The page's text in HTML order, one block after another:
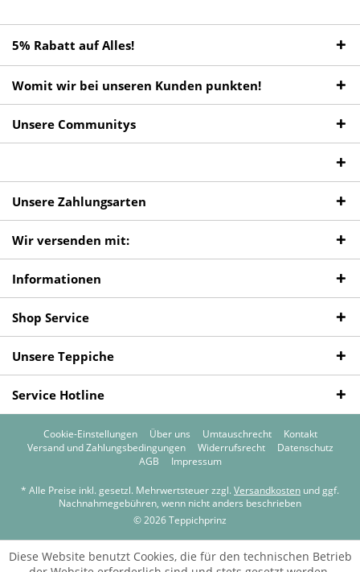
5% Rabatt auf Alles!
Womit wir bei unseren Kunden punkten!
Unsere Communitys
Unsere Zahlungsarten
Wir versenden mit:
Informationen
Shop Service
Unsere Teppiche
Service Hotline
Cookie-Einstellungen Über uns Umtauschrecht
Kontakt
Versand und Zahlungsbedingungen
Widerrufsrecht
Datenschutz
AGB
Impressum
* Alle Preise inkl. gesetzl. Mehrwertsteuer zzgl. Versandkosten und ggf.
Nachnahmegebühren, wenn nicht anders beschrieben
© 2026 Teppichprinz
Diese Website benutzt Cookies, die für den technischen Betrieb